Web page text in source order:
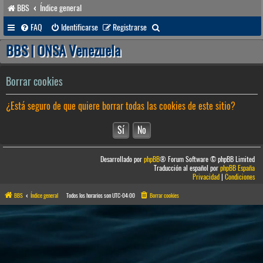
BBS
Índice general
FAQ
Identificarse Registrarse
u
a
r
BBS | ONSA Venezuela
Borrar cookies
¿Está seguro de que quiere borrar todas las cookies de este sitio?
Desarrollado porphpBB® Forum Software © phpBB Limited
Traducción al español porphpBB España
Privacidad|Condiciones
BBS Índice general Todos los horarios sonUTC-04:00 Borrar cookies